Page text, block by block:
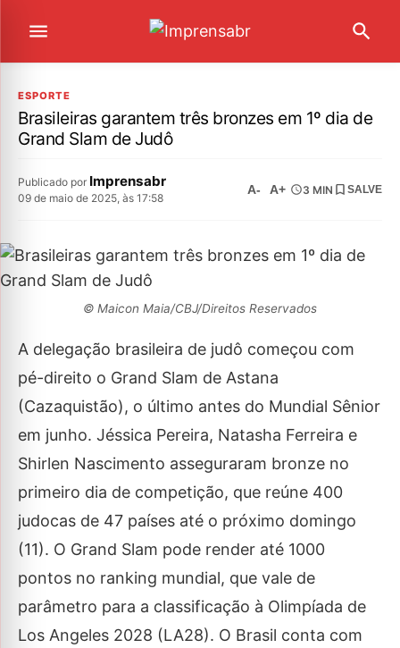
ESPORTE
Brasileiras garantem três bronzes em 1º dia de
Grand Slam de Judô
Publicado por Imprensabr
09 de maio de 2025, às 17:58
A- A+ 3 MIN SALVE
© Maicon Maia/CBJ/Direitos Reservados
A delegação brasileira de judô começou com
pé-direito o Grand Slam de Astana
(Cazaquistão), o último antes do Mundial Sênior
em junho. Jéssica Pereira, Natasha Ferreira e
Shirlen Nascimento asseguraram bronze no
primeiro dia de competição, que reúne 400
judocas de 47 países até o próximo domingo
(11). O Grand Slam pode render até 1000
pontos no ranking mundial, que vale de
parâmetro para a classificação à Olimpíada de
Los Angeles 2028 (LA28). O Brasil conta com